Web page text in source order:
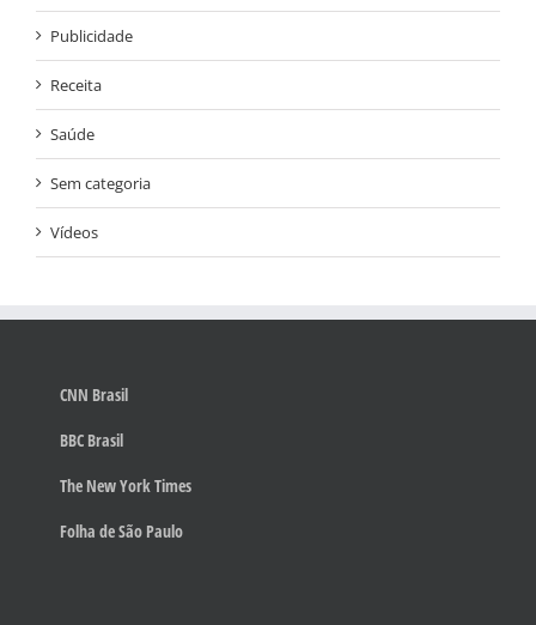
Publicidade
Receita
Saúde
Sem categoria
Vídeos
CNN Brasil
BBC Brasil
The New York Times
Folha de São Paulo